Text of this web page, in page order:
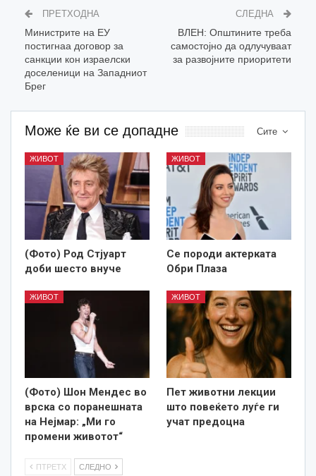
ПРЕТХОДНА
Министрите на ЕУ
постигнаа договор за
санкции кон израелски
доселеници на Западниот
Брег
СЛЕДНА
ВЛЕН: Општините треба
самостојно да одлучуваат
за развојните приоритети
Сите
Може ќе ви се допадне
ЖИВОТ
(Фото) Род Стјуарт
доби шесто внуче
ЖИВОТ
Се породи актерката
Обри Плаза
ЖИВОТ
(Фото) Шон Мендес во
врска со поранешната
на Нејмар: „Ми го
промени животот“
ЖИВОТ
Пет животни лекции
што повеќето луѓе ги
учат предоцна
ПТРЕТХ СЛЕДНО